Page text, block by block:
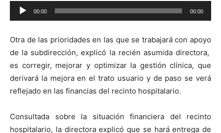
Reproductor
de
00:00 00:00
Otra de las prioridades en las que se trabajará con apoyo
de la subdirección, explicó la recién asumida directora,
es corregir, mejorar y optimizar la gestión clínica, que
derivará la mejora en el trato usuario y de paso se verá
reflejado en las financias del recinto hospitalario.
Consultada sobre la situación financiera del recinto
hospitalario, la directora explicó que se hará entrega de